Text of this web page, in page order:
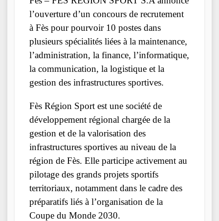
l’ouverture d’un concours de recrutement
à Fès pour pourvoir 10 postes dans
plusieurs spécialités liées à la maintenance,
l’administration, la finance, l’informatique,
la communication, la logistique et la
gestion des infrastructures sportives.
Fès Région Sport est une société de
développement régional chargée de la
gestion et de la valorisation des
infrastructures sportives au niveau de la
région de Fès. Elle participe activement au
pilotage des grands projets sportifs
territoriaux, notamment dans le cadre des
préparatifs liés à l’organisation de la
Coupe du Monde 2030.